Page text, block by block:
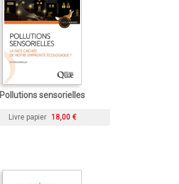
Pollutions sensorielles
Livre papier 18,00 €